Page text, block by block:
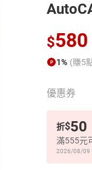
$580
1% (賺5
優惠券
折$50
滿555元
2026/08/09